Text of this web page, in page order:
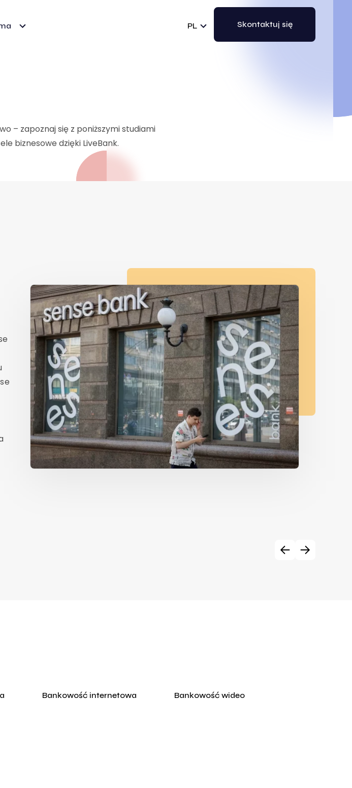
PL Skontaktuj się
– zapoznaj się z poniższymi studiami
biznesowe dzięki LiveBank.
Bankowość internetowa Bankowość wideo